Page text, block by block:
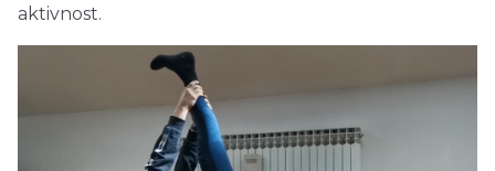
aktivnost.